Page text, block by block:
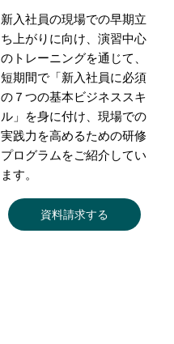
新入社員の現場での早期立
ち上がりに向け、演習中心
のトレーニングを通じて、
短期間で「新入社員に必須
の７つの基本ビジネススキ
ル」を身に付け、現場での
実践力を高めるための研修
プログラムをご紹介してい
ます。
資料請求する